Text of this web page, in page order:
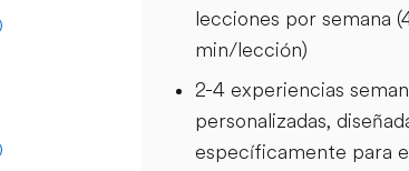
more info
more info
lecciones por semana
min/lección)
2-4 experiencias
personalizadas,
específicamente para